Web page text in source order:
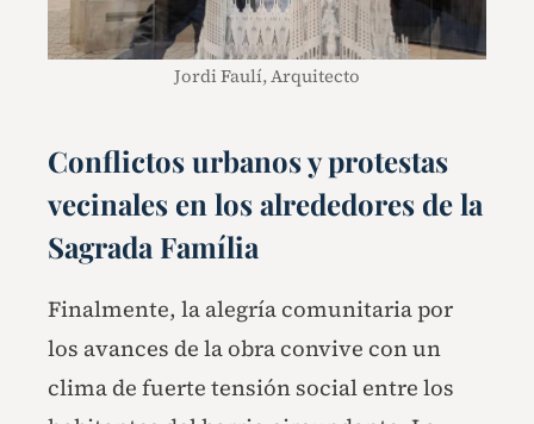
Jordi Faulí, Arquitecto
Conflictos urbanos y protestas
vecinales en los alrededores de la
Sagrada Família
Finalmente, la alegría comunitaria por
los avances de la obra convive con un
clima de fuerte tensión social entre los